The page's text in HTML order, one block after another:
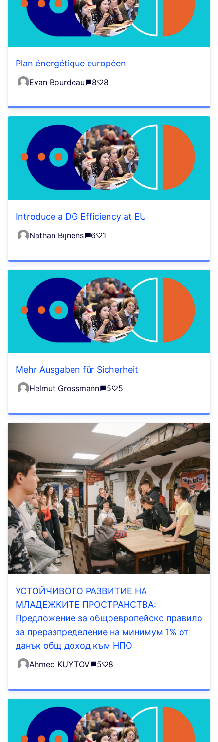
Plan énergétique européen
Evan Bourdeau 8 8
Introduce a DG Efficiency at EU
Nathan Bijnens 6 1
Mehr Ausgaben für Sicherheit
Helmut Grossmann 5 5
УСТОЙЧИВОТО РАЗВИТИЕ НА
МЛАДЕЖКИТЕ ПРОСТРАНСТВА:
Предложение за общоевропейско правило
за преразпределение на минимум 1% от
данък общ доход към НПО
Ahmed KUYTOV 5 8